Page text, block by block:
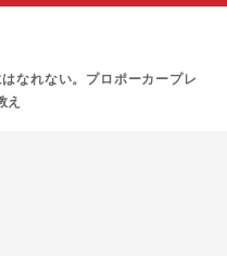
なれない。プロポーカープレ
え